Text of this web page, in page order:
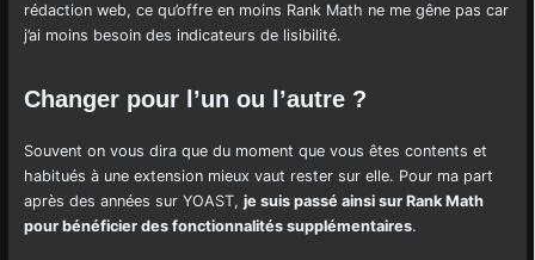
rédaction web, ce qu’offre en moins Rank Math ne me gêne pas car
j’ai moins besoin des indicateurs de lisibilité.
Changer pour l’un ou l’autre ?
Souvent on vous dira que du moment que vous êtes contents et
habitués à une extension mieux vaut rester sur elle. Pour ma part
après des années sur YOAST, je suis passé ainsi sur Rank Math
pour bénéficier des fonctionnalités supplémentaires.